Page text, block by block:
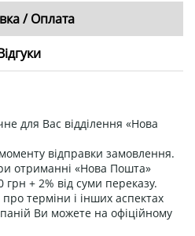
/ Оплата
для Вас відділення «Нова
відправки замовлення.
отриманні «Нова Пошта»
грн + 2% від суми переказу.
терміни і інших аспектах
Ви можете на офіційному